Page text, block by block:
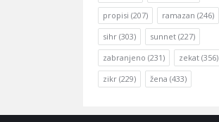
propisi (207) ramazan (246)
sihr (303) sunnet (227)
zabranjeno (231) zekat (356)
zikr (229) žena (433)